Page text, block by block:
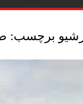
برچسب: